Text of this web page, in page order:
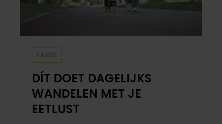
SANTE
DÍT DOET DAGELIJKS
WANDELEN MET JE
EETLUST